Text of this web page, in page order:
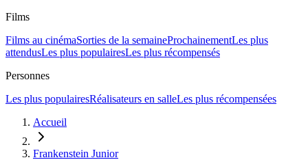
Films
Films au cinémaSorties de la semaineProchainementLes plus
attendusLes plus populairesLes plus récompensés
Personnes
Les plus populairesRéalisateurs en salleLes plus récompensées
Accueil
Frankenstein Junior